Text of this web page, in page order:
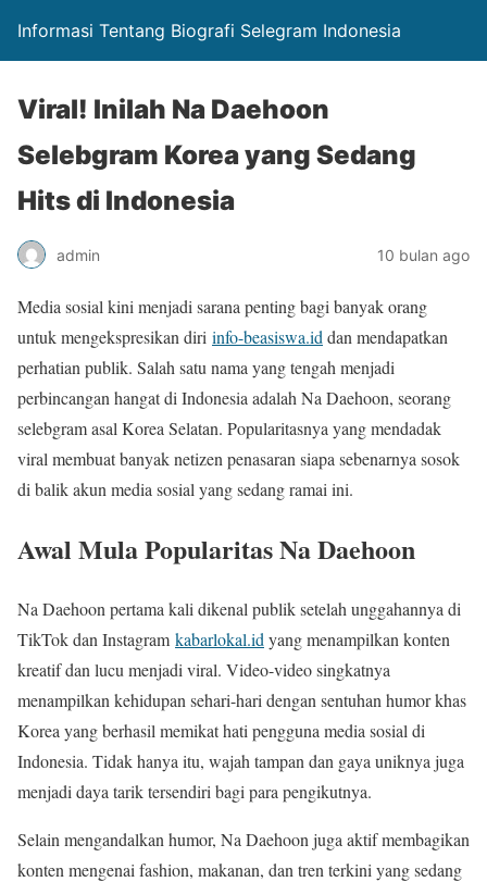
Informasi Tentang Biografi Selegram Indonesia
Viral! Inilah Na Daehoon
Selebgram Korea yang Sedang
Hits di Indonesia
admin 10 bulan ago
Media sosial kini menjadi sarana penting bagi banyak orang
untuk mengekspresikan diri info-beasiswa.id dan mendapatkan
perhatian publik. Salah satu nama yang tengah menjadi
perbincangan hangat di Indonesia adalah Na Daehoon, seorang
selebgram asal Korea Selatan. Popularitasnya yang mendadak
viral membuat banyak netizen penasaran siapa sebenarnya sosok
di balik akun media sosial yang sedang ramai ini.
Awal Mula Popularitas Na Daehoon
Na Daehoon pertama kali dikenal publik setelah unggahannya di
TikTok dan Instagram kabarlokal.id yang menampilkan konten
kreatif dan lucu menjadi viral. Video-video singkatnya
menampilkan kehidupan sehari-hari dengan sentuhan humor khas
Korea yang berhasil memikat hati pengguna media sosial di
Indonesia. Tidak hanya itu, wajah tampan dan gaya uniknya juga
menjadi daya tarik tersendiri bagi para pengikutnya.
Selain mengandalkan humor, Na Daehoon juga aktif membagikan
konten mengenai fashion, makanan, dan tren terkini yang sedang